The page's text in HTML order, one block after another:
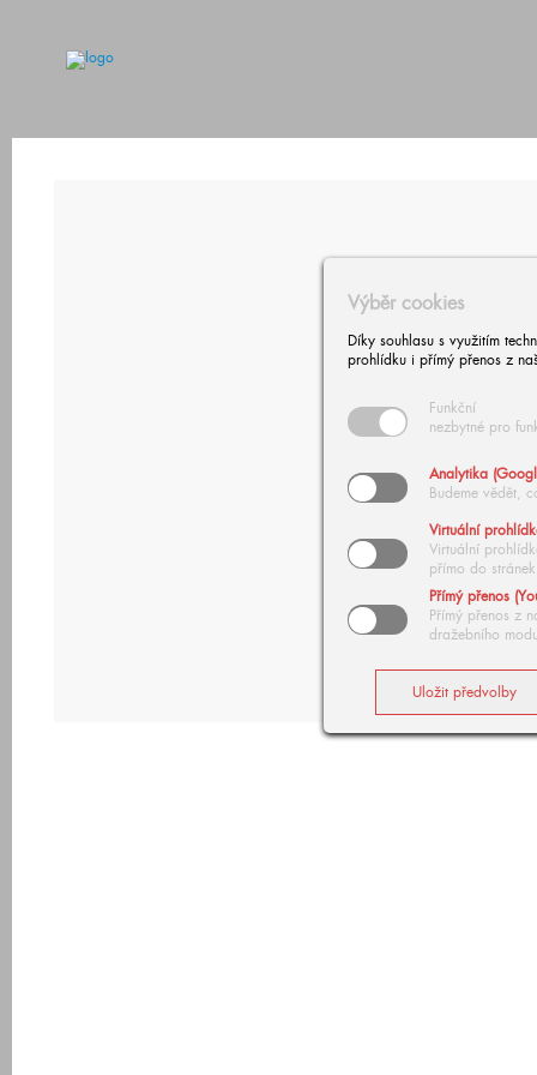
Výběr cookies
Díky souhlasu s využitím
prohlídku i přímý přenos z
Funkční
nezbytné pro
Analytika
Budeme vědět,
Virtuální
Virtuální
přímo do stránek
Přímý přenos
Přímý přenos z
dražebního